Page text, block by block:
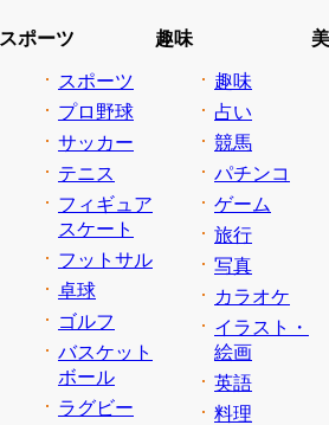
スポーツ
スポーツ
プロ野球
サッカー
テニス
フィギュア
スケート
フットサル
卓球
ゴルフ
バスケット
ボール
ラグビー
趣味
趣味
占い
競馬
パチンコ
ゲーム
旅行
写真
カラオケ
イラスト・
絵画
英語
料理